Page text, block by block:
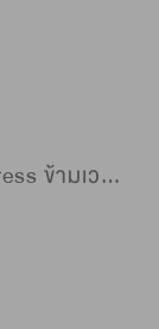
Time Slip Waitress ข้ามเวลามาเป็นสุดยอดสาวเสิร์ฟ